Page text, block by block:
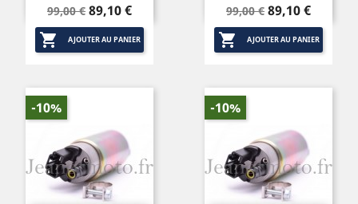
Prix
de
base
99,00 € Prix
89,10 €
 AJOUTER AU PANIER
Prix
de
base
99,00 € Prix
89,10 €
 AJOUTER AU PANIER
-10% -10%